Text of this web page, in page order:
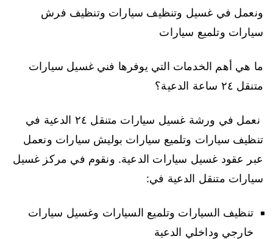
ونعمل في غسيل وتنظيف سيارات وتنظيف فرش
سيارات وتلميع سيارات
ما هي أهم الخدمات التي يوفرها فني غسيل سيارات
متنقل ٢٤ ساعة الدعية؟
نعمل في ورشة غسيل سيارات متنقل ٢٤ الدعية في
تنظيف سيارات وتلميع سيارات بوليش سيارات ونعمل
عبر عقود غسيل سيارات الدعية. ونقوم في مركز غسيل
سيارات متنقل الدعية في:
تنظيف السيارات وتلميع السيارات وغسيل سيارات
خارجي وداخلي الدعية